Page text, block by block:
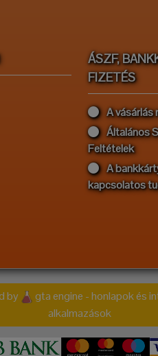
ÁSZF,
FIZETÉS
A vásárlás
Általános
Feltételek
A
kapcsolatos
by
gta engine - honlapok és
alkalmazások